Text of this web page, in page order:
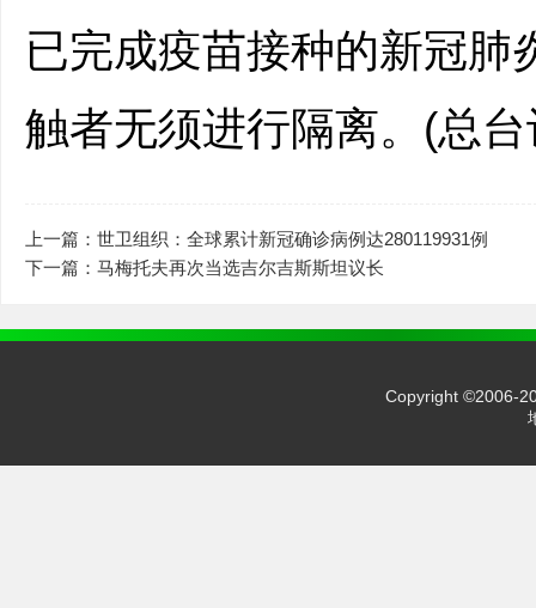
已完成疫苗接种的新冠肺
触者无须进行隔离。(总
上一篇：世卫组织：全球累计新冠确诊病例达280119931例
下一篇：马梅托夫再次当选吉尔吉斯斯坦议长
Copyright ©2006-